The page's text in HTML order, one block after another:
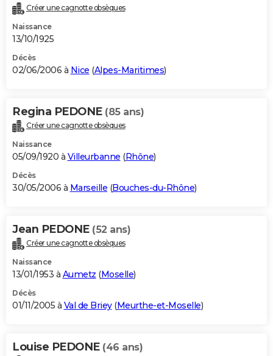
Créer une cagnotte obsèques
Naissance
13/10/1925
Décès
02/06/2006 à Nice (Alpes-Maritimes)
Regina PEDONE (85 ans)
Créer une cagnotte obsèques
Naissance
05/09/1920 à Villeurbanne (Rhône)
Décès
30/05/2006 à Marseille (Bouches-du-Rhône)
Jean PEDONE (52 ans)
Créer une cagnotte obsèques
Naissance
13/01/1953 à Aumetz (Moselle)
Décès
01/11/2005 à Val de Briey(Meurthe-et-Moselle)
Louise PEDONE (46 ans)